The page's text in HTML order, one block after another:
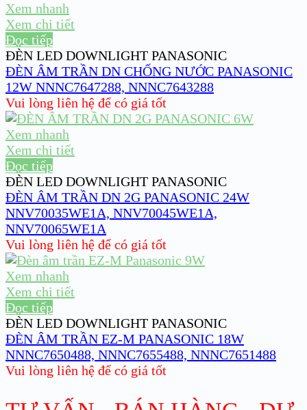
Xem nhanh
Xem chi tiết
Đọc tiếp
ĐÈN LED DOWNLIGHT PANASONIC
ĐÈN ÂM TRẦN DN CHỐNG NƯỚC PANASONIC
12W NNNC7647288, NNNC7643288
Vui lòng liên hệ để có giá tốt
Xem nhanh
Xem chi tiết
Đọc tiếp
ĐÈN LED DOWNLIGHT PANASONIC
ĐÈN ÂM TRẦN DN 2G PANASONIC 24W
NNV70035WE1A, NNV70045WE1A,
NNV70065WE1A
Vui lòng liên hệ để có giá tốt
Xem nhanh
Xem chi tiết
Đọc tiếp
ĐÈN LED DOWNLIGHT PANASONIC
ĐÈN ÂM TRẦN EZ-M PANASONIC 18W
NNNC7650488, NNNC7655488, NNNC7651488
Vui lòng liên hệ để có giá tốt